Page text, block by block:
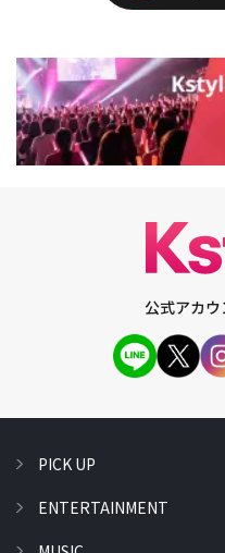
公式アカウ
PICK UP
ENTERTAINMENT